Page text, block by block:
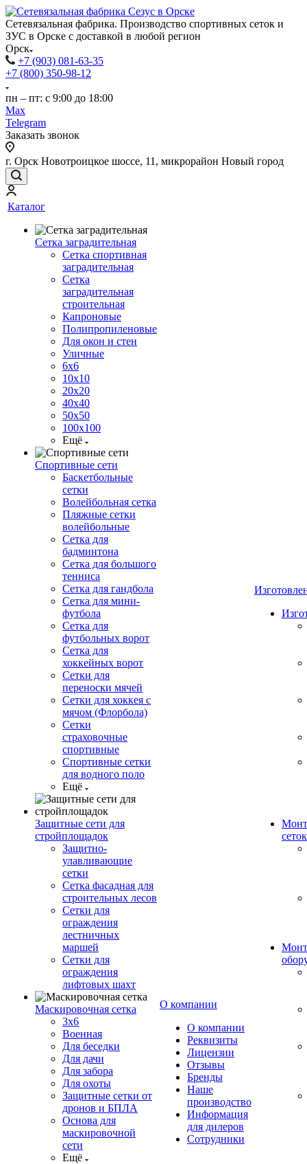
Сетевязальная фабрика. Производство спортивных сеток и
ЗУС в Орске с доставкой в любой регион
Орск
+7 (903) 081-63-35
+7 (800) 350-98-12
пн – пт: с 9:00 до 18:00
Max
Telegram
Заказать звонок
г. Орск Новотроицкое шоссе, 11, микрорайон Новый город
Каталог
Сетка заградительная
Сетка спортивная
заградительная
Сетка
заградительная
строительная
Капроновые
Полипропиленовые
Для окон и стен
Уличные
6х6
10х10
20х20
40х40
50х50
100х100
Ещё
Спортивные сети
Баскетбольные
сетки
Волейбольная сетка
Пляжные сетки
волейбольные
Сетка для
бадминтона
Сетка для большого
тенниса
Сетка для гандбола
Сетка для мини-
футбола
Сетка для
футбольных ворот
Сетка для
хоккейных ворот
Сетки для
переноски мячей
Сетки для хоккея с
мячом (Флорбола)
Сетки
страховочные
спортивные
Спортивные сетки
для водного поло
Ещё
Защитные сети для
стройплощадок
Защитно-
улавливающие
сетки
Сетка фасадная для
строительных лесов
Сетки для
ограждения
лестничных
маршей
Сетки для
ограждения
лифтовых шахт
Маскировочная сетка
3х6
Военная
Для беседки
Для дачи
Для забора
Для охоты
Защитные сетки от
дронов и БПЛА
Основа для
маскировочной
сети
Ещё
О компании
О компании
Реквизиты
Лицензии
Отзывы
Бренды
Наше
производство
Информация
для дилеров
Сотрудники
сеток